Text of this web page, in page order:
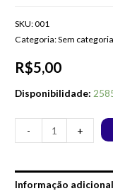
SKU:001
Categoria:Sem categoria
R$5,00
Disponibilidade:
- +
Informação adicional